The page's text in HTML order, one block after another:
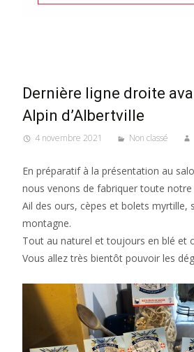
Dernière ligne droite
Alpin d’Albertville
4 novembre 2021 Non classé
En préparatif à la présentation au
nous venons de fabriquer toute
Ail des ours, cèpes et bolets myrtille,
montagne.
Tout au naturel et toujours en blé et
Vous allez très bientôt pouvoir les